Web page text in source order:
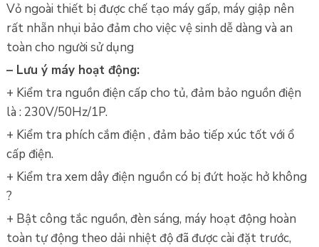
Vỏ ngoài thiết bị được chế tạo máy gấp, máy giập nên
rất nhẵn nhụi bảo đảm cho việc vệ sinh dễ dàng và an
toàn cho người sử dụng
– Lưu ý máy hoạt động:
+ Kiểm tra nguồn điện cấp cho tủ, đảm bảo nguồn điện
là : 230V/50Hz/1P.
+ Kiểm tra phích cắm điện , đảm bảo tiếp xúc tốt với ổ
cấp điện.
+ Kiểm tra xem dây điện nguồn có bị đứt hoặc hở không
?
+ Bật công tắc nguồn, đèn sáng, máy hoạt động hoàn
toàn tự động theo dải nhiệt độ đã được cài đặt trước,